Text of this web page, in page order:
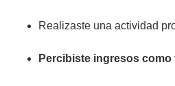
Realizaste una actividad
Percibiste ingresos